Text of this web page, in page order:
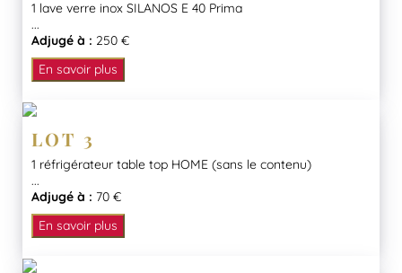
1 lave verre inox SILANOS E 40 Prima
...
Adjugé à : 250 €
En savoir plus
LOT 3
1 réfrigérateur table top HOME (sans le contenu)
...
Adjugé à : 70 €
En savoir plus